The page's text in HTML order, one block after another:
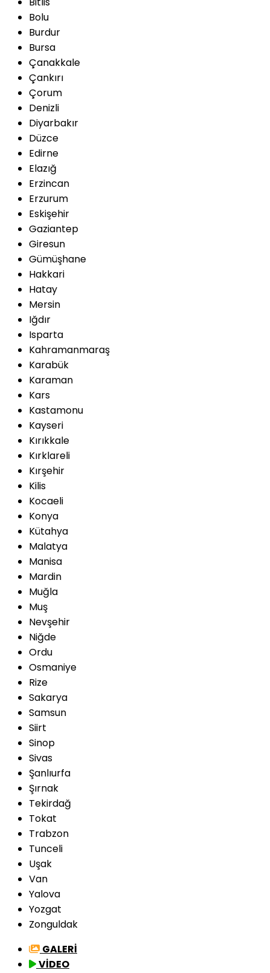
Bolu
Burdur
Bursa
Çanakkale
Çankırı
Çorum
Denizli
Diyarbakır
Düzce
Edirne
Elazığ
Erzincan
Erzurum
Eskişehir
Gaziantep
Giresun
Gümüşhane
Hakkari
Hatay
Mersin
Iğdır
Isparta
Kahramanmaraş
Karabük
Karaman
Kars
Kastamonu
Kayseri
Kırıkkale
Kırklareli
Kırşehir
Kilis
Kocaeli
Konya
Kütahya
Malatya
Manisa
Mardin
Muğla
Muş
Nevşehir
Niğde
Ordu
Osmaniye
Rize
Sakarya
Samsun
Siirt
Sinop
Sivas
Şanlıurfa
Şırnak
Tekirdağ
Tokat
Trabzon
Tunceli
Uşak
Van
Yalova
Yozgat
Zonguldak
GALERİ
VİDEO